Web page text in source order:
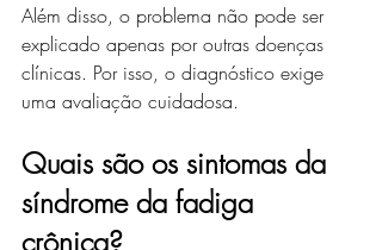
Além disso, o problema não pode ser
explicado apenas por outras doenças
clínicas. Por isso, o diagnóstico exige
uma avaliação cuidadosa.
Quais são os sintomas da
síndrome da fadiga
crônica?